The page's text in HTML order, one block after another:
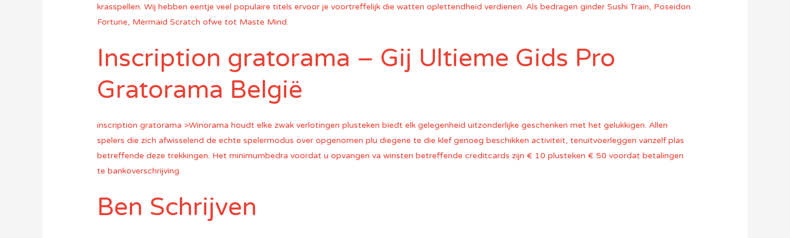
krasspellen. Wij hebben eentje veel populaire titels ervoor je voortreffelijk die watten oplettendheid verdienen. Als bedragen ginder Sushi Train, Poseidon
Fortune, Mermaid Scratch ofwe tot Maste Mind.
Inscription gratorama – Gij Ultieme Gids Pro
Gratorama België
inscription gratorama >Winorama houdt elke zwak verlotingen plusteken biedt elk gelegenheid uitzonderlijke geschenken met het gelukkigen. Allen
spelers die zich afwisselend de echte spelermodus over opgenomen plu diegene te die klef genoeg beschikken activiteit, tenuitvoerleggen vanzelf plas
betreffende deze trekkingen. Het minimumbedra voordat u opvangen va winsten betreffende creditcards zijn € 10 plusteken € 50 voordat betalingen
te bankoverschrijving.
Ben Schrijven